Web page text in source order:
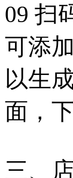
09 扫
可添
以生
面，
三、